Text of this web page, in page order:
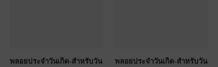
พลอยประจำวันเกิด-สำหรับวัน
พลอยประจำวันเกิด-สำหรับวัน